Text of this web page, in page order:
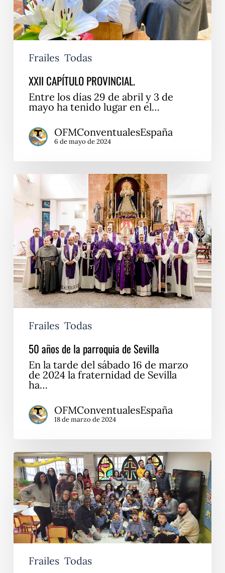
Frailes Todas
XXII CAPÍTULO PROVINCIAL.
Entre los días 29 de abril y 3 de
mayo ha tenido lugar en el…
OFMConventualesEspaña
6 de mayo de 2024
50
años
de
parroquia
Sevilla
Frailes Todas
50 años de la parroquia de Sevilla
En la tarde del sábado 16 de marzo
de 2024 la fraternidad de Sevilla
ha…
OFMConventualesEspaña
18 de marzo de 2024
Semana
de
San
Buenaventura
2024
Frailes Todas